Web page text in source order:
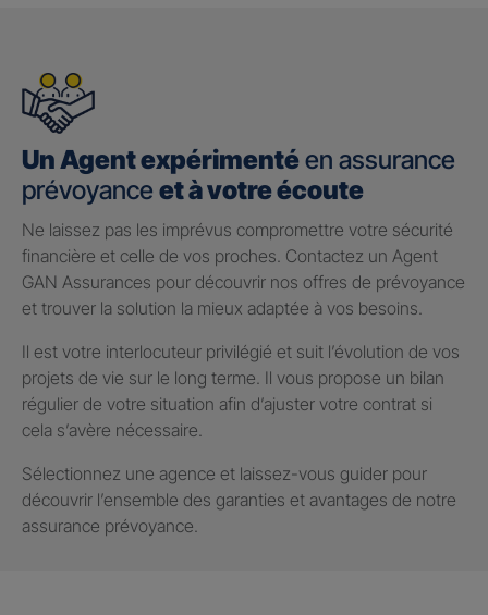
Un Agent expérimentéen assurance
prévoyance et à votre écoute
Ne laissez pas les imprévus compromettre votre sécurité
financière et celle de vos proches. Contactez un Agent
GAN Assurances pour découvrir nos offres de prévoyance
et trouver la solution la mieux adaptée à vos besoins.
Il est votre interlocuteur privilégié et suit l’évolution de vos
projets de vie sur le long terme. Il vous propose un bilan
régulier de votre situation afin d’ajuster votre contrat si
cela s’avère nécessaire.
Sélectionnez une agence et laissez-vous guider pour
découvrir l’ensemble des garanties et avantages de notre
assurance prévoyance.